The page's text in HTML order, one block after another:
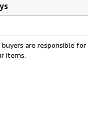
are responsible for
items.